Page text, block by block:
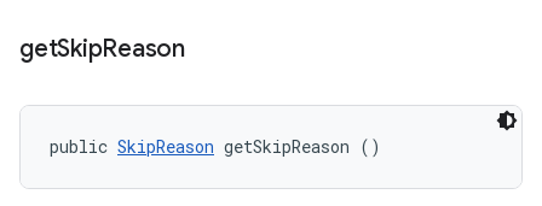
getSkipReason
public SkipReason getSkipReason ()